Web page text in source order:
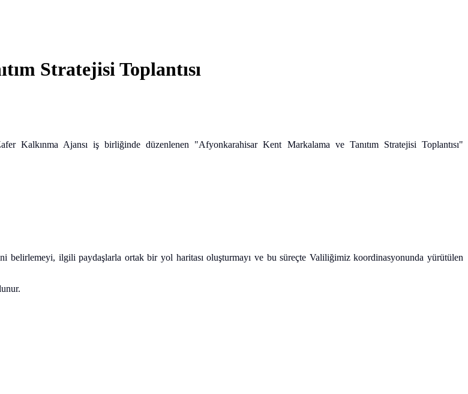
Stratejisi Toplantısı
Kalkınma Ajansı iş birliğinde düzenlenen "Afyonkarahisar Kent Markalama ve Tanıtım Stratejisi Toplantısı"
belirlemeyi, ilgili paydaşlarla ortak bir yol haritası oluşturmayı ve bu süreçte Valiliğimiz koordinasyonunda yürütülen